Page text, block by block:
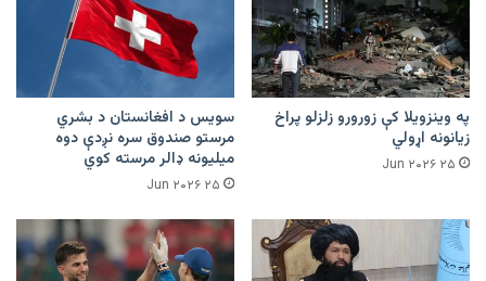
په وینزویلا کې زورورو زلزلو پراخ
زیانونه اړولي
۲۵ Jun ۲۰۲۶
سویس د افغانستان د بشري
مرستو صندوق سره نږدې دوه
میلیونه ډالر مرسته کوي
۲۵ Jun ۲۰۲۶